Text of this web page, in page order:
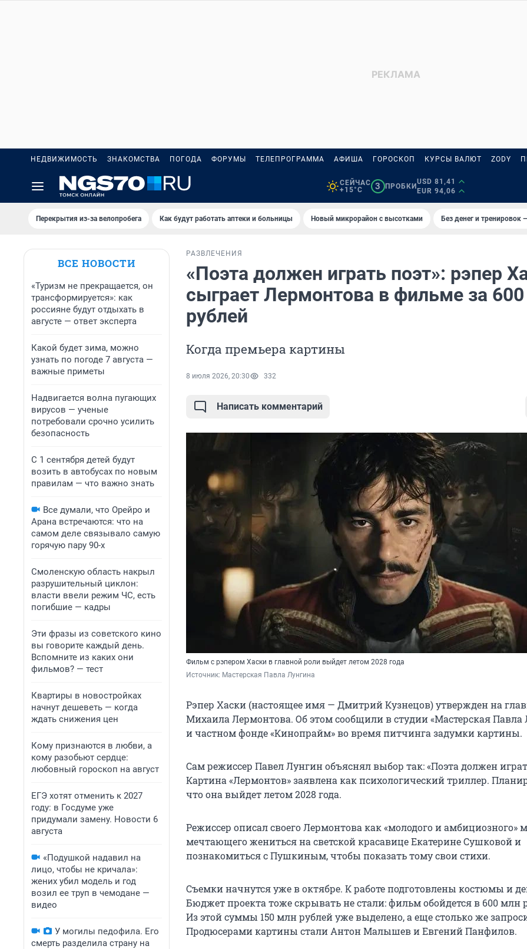
НЕДВИЖИМОСТЬ ЗНАКОМСТВА ПОГОДА ФОРУМЫ ТЕЛЕПРОГРАММА АФИША ГОРОСКОП КУРСЫ ВАЛЮТ ZODY
СЕЙЧАС
+15°C
3 ПРОБКИ
USD 81,41
EUR 94,06
Перекрытия из-за велопробега Как будут работать аптеки и больницы Новый микрорайон с высотками Без денег и тренировок
ВСЕ НОВОСТИ
«Туризм не прекращается, он
трансформируется»: как
россияне будут отдыхать в
августе — ответ эксперта
Какой будет зима, можно
узнать по погоде 7 августа —
важные приметы
Надвигается волна пугающих
вирусов — ученые
потребовали срочно усилить
безопасность
С 1 сентября детей будут
возить в автобусах по новым
правилам — что важно знать
Все думали, что Орейро и
Арана встречаются: что на
самом деле связывало самую
горячую пару 90-х
Смоленскую область накрыл
разрушительный циклон:
власти ввели режим ЧС, есть
погибшие — кадры
Эти фразы из советского кино
вы говорите каждый день.
Вспомните из каких они
фильмов? — тест
Квартиры в новостройках
начнут дешеветь — когда
ждать снижения цен
Кому признаются в любви, а
кому разобьют сердце:
любовный гороскоп на август
ЕГЭ хотят отменить к 2027
году: в Госдуме уже
придумали замену. Новости 6
августа
«Подушкой надавил на
лицо, чтобы не кричала»:
жених убил модель и год
возил ее труп в чемодане —
видео
У могилы педофила. Его
смерть разделила страну на
РАЗВЛЕЧЕНИЯ
«Поэта должен играть поэт»: рэпер
сыграет Лермонтова в фильме за
рублей
Когда премьера картины
8 июля 2026, 20:30 332
Написать комментарий
Фильм с рэпером Хаски в главной роли выйдет летом 2028 года
Источник: Мастерская Павла Лунгина
Рэпер Хаски (настоящее имя — Дмитрий Кузнецов) утвержден на
Михаила Лермонтова. Об этом сообщили в студии «Мастерская Павла
и частном фонде «Кинопрайм» во время питчинга задумки картины.
Сам режиссер Павел Лунгин объяснял выбор так: «Поэта должен
Картина «Лермонтов» заявлена как психологический триллер.
что она выйдет летом 2028 года.
Режиссер описал своего Лермонтова как «молодого и амбициозного»
мечтающего жениться на светской красавице Екатерине Сушковой и
познакомиться с Пушкиным, чтобы показать тому свои стихи.
Съемки начнутся уже в октябре. К работе подготовлены костюмы и
Бюджет проекта тоже скрывать не стали: фильм обойдется в 600 млн
Из этой суммы 150 млнрублей уже выделено, а еще столько же
Продюсерами картины стали Антон Малышев и Евгений Панфилов.